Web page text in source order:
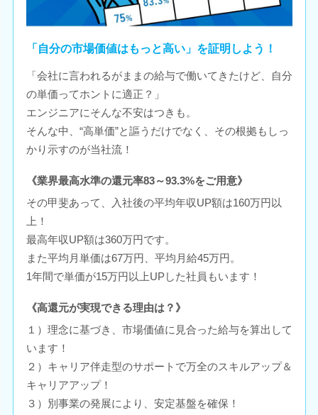
「自分の市場価値はもっと高い」を証明しよう！
「会社に言われるがままの給与で働いてきたけど、自分
の単価ってホントに適正？」
エンジニアにそんな不安はつきも。
そんな中、“高単価”と謳うだけでなく、その根拠もしっ
かり示すのが当社流！
《業界最高水準の還元率83～93.3%をご用意》
その甲斐あって、入社後の平均年収UP額は160万円以
上！
最高年収UP額は360万円です。
また平均月単価は67万円、平均月給45万円。
1年間で単価が15万円以上UPした社員もいます！
《高還元が実現できる理由は？》
１）理念に基づき、市場価値に見合った給与を算出して
います！
２）キャリア伴走型のサポートで万全のスキルアップ＆
キャリアアップ！
３）別事業の発展により、安定基盤を確保！